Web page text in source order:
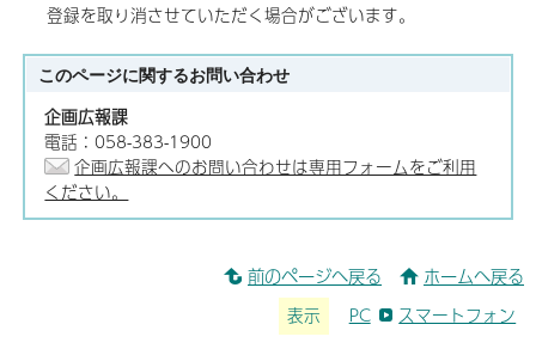
登録を取り消させていただく場合がございます。
このページに関するお問い合わせ
企画広報課
電話：058-383-1900
企画広報課へのお問い合わせは専用フォームをご利用
ください。
前のページへ戻る ホームへ戻る
表示 PC スマートフォン